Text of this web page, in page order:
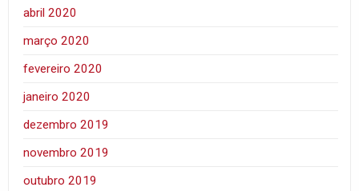
abril 2020
março 2020
fevereiro 2020
janeiro 2020
dezembro 2019
novembro 2019
outubro 2019